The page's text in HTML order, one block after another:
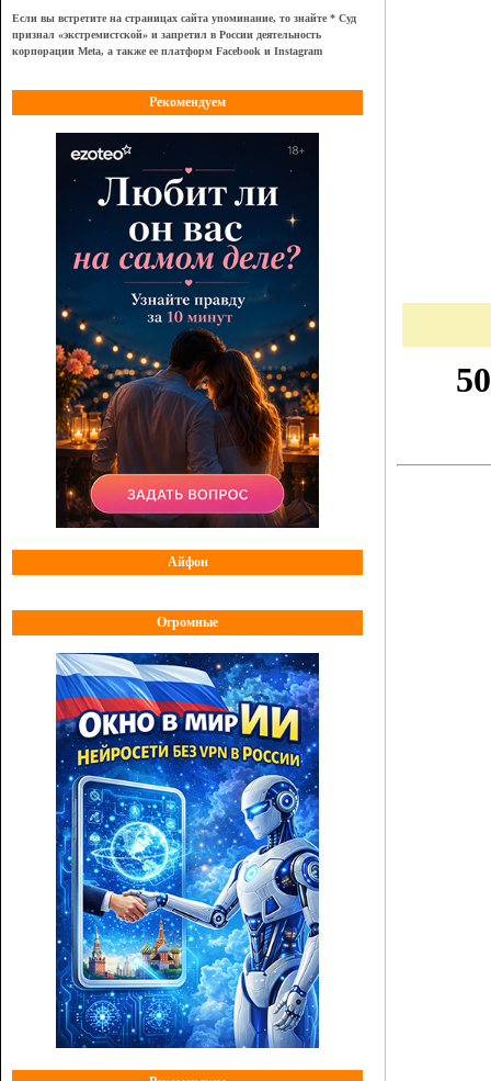
Если вы встретите на страницах сайта упоминание, то знайте * Суд
признал «экстремистской» и запретил в России деятельность
корпорации Meta, а также ее платформ Facebook и Instagram
Рекомендуем
Айфон
Огромные